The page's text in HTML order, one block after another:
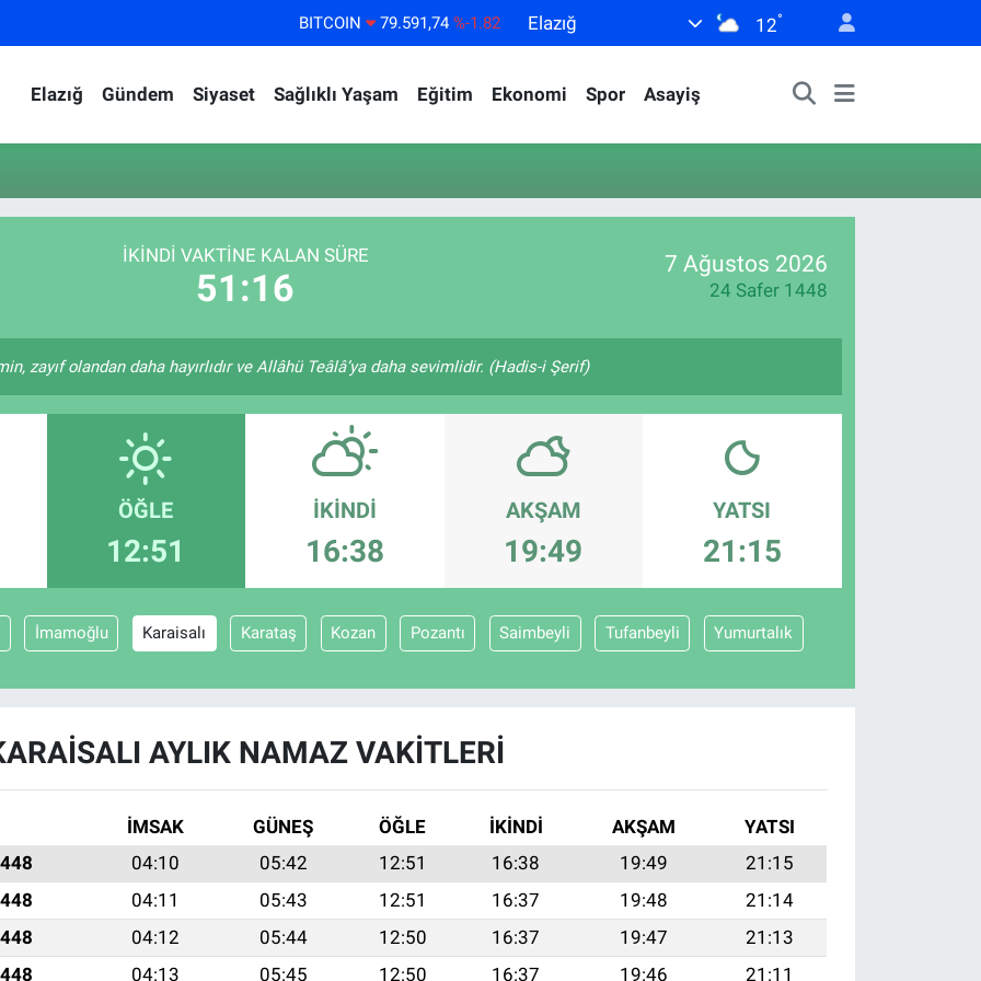
BITCOIN 79.591,74 %-1.82
EURO
53,38690 %0.19
STERLİN
61,60380 %0.18
BİST100 14.598,00 %0
Elazığ 12°
Elazığ Gündem Siyaset Sağlıklı Yaşam Eğitim Ekonomi Spor Asayiş
İKINDI VAKTİNE KALAN SÜRE
51:16
7 Ağustos 2026
24 Safer 1448
zayıf olandan daha hayırlıdır ve Allâhü Teâlâ’ya daha sevimlidir. (Hadis-i Şerif)
ÖĞLE
12:51
İKINDI
16:38
AKŞAM
19:49
YATSI
21:15
İmamoğlu Karaisalı Karataş Kozan Pozantı Saimbeyli Tufanbeyli Yumurtalık
AYLIK NAMAZ VAKITLERI
İMSAK GÜNEŞ ÖĞLE İKINDI AKŞAM
YATSI
04:10 05:42 12:51 16:38 19:49
21:15
04:11 05:43 12:51 16:37 19:48
21:14
04:12 05:44 12:50 16:37 19:47
21:13
04:13 05:45 12:50 16:37 19:46 21:11